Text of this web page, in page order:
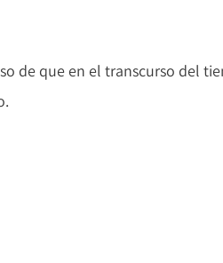
de que en el transcurso del